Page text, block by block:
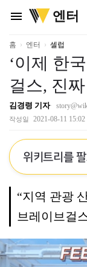
menu
위
키
리
엔터
홈 엔터 셀럽
‘이제 한
걸스, 진
김경령 기자
작성일 2021-08-11 15:02
위키트리를
“지역 관광
브레이브걸